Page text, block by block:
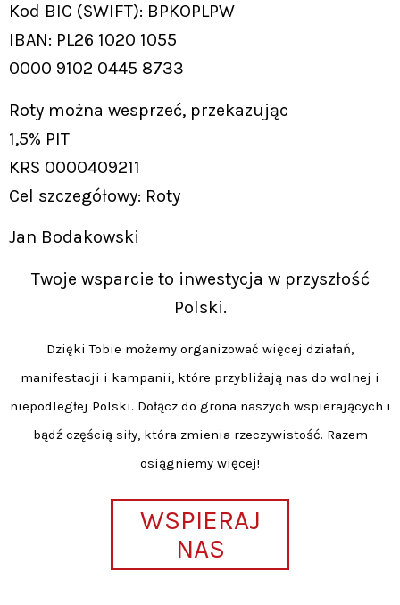
Kod BIC (SWIFT): BPKOPLPW
IBAN: PL26 1020 1055
0000 9102 0445 8733
Roty można wesprzeć, przekazując
1,5% PIT
KRS 0000409211
Cel szczegółowy: Roty
Jan Bodakowski
Twoje wsparcie to inwestycja w przyszłość
Polski.
Dzięki Tobie możemy organizować więcej działań,
manifestacji i kampanii, które przybliżają nas do wolnej i
niepodległej Polski. Dołącz do grona naszych wspierających i
bądź częścią siły, która zmienia rzeczywistość. Razem
osiągniemy więcej!
WSPIERAJ
NAS